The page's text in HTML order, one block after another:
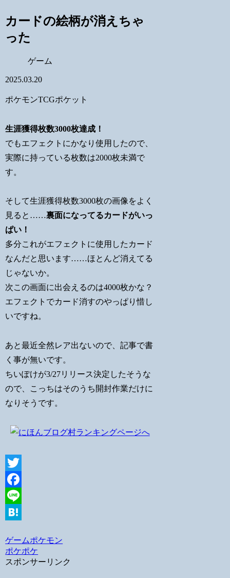
カードの絵柄が消えちゃ
った
ゲーム
2025.03.20
ポケモンTCGポケット
生涯獲得枚数3000枚達成！
でもエフェクトにかなり使用したので、
実際に持っている枚数は2000枚未満で
す。
そして生涯獲得枚数3000枚の画像をよく
見ると……裏面になってるカードがいっ
ぱい！
多分これがエフェクトに使用したカード
なんだと思います……ほとんど消えてる
じゃないか。
次この画面に出会えるのは4000枚かな？
エフェクトでカード消すのやっぱり惜し
いですね。
あと最近全然レア出ないので、記事で書
く事が無いです。
ちいぽけが3/27リリース決定したそうな
ので、こっちはそのうち開封作業だけに
なりそうです。
Twitter
Facebook
Line
ゲームポケモン
ポケポケ
スポンサーリンク